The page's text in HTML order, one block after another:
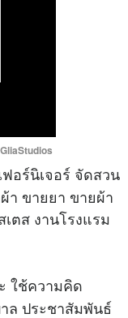
GliaStudios
อร์นิเจอร์ จัดสวน
า ขายยา ขายผ้า
ตส งานโรงแรม
ใช้ความคิด
ล ประชาสัมพันธ์